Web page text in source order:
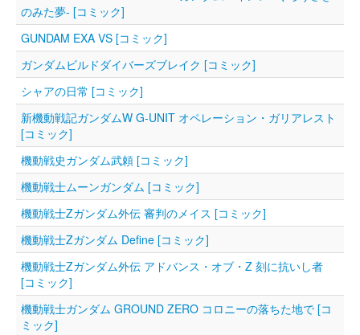
のみた夢‐ [コミック]
GUNDAM EXA VS [コミック]
ガンダムビルドダイバーズブレイク [コミック]
シャアの日常 [コミック]
新機動戦記ガンダムW G-UNIT オペレーション・ガリアレスト
[コミック]
機動戦史ガンダム武頼 [コミック]
機動戦士ムーンガンダム [コミック]
機動戦士Zガンダム外伝 審判のメイス [コミック]
機動戦士Zガンダム Define [コミック]
機動戦士Ζガンダム外伝 アドバンス・オブ・Ζ 刻に抗いし者
[コミック]
機動戦士ガンダム GROUND ZERO コロニーの落ちた地で [コ
ミック]